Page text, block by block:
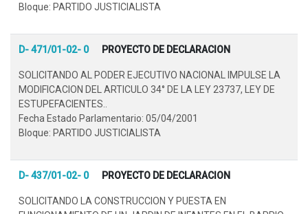
Bloque: PARTIDO JUSTICIALISTA
D- 471/01-02- 0 PROYECTO DE DECLARACION
SOLICITANDO AL PODER EJECUTIVO NACIONAL IMPULSE LA
MODIFICACION DEL ARTICULO 34° DE LA LEY 23737, LEY DE
ESTUPEFACIENTES..
Fecha Estado Parlamentario: 05/04/2001
Bloque: PARTIDO JUSTICIALISTA
D- 437/01-02- 0 PROYECTO DE DECLARACION
SOLICITANDO LA CONSTRUCCION Y PUESTA EN